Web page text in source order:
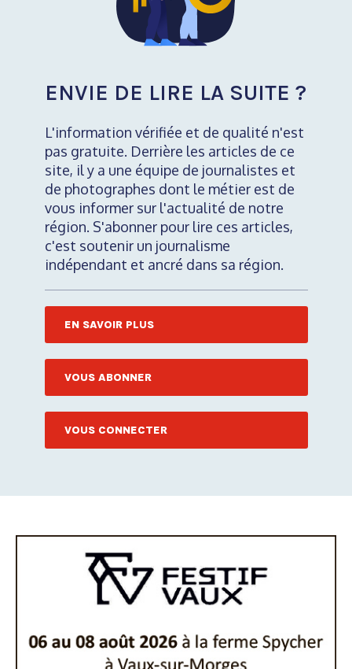
ENVIE DE LIRE LA SUITE ?
L'information vérifiée et de qualité n'est
pas gratuite. Derrière les articles de ce
site, il y a une équipe de journalistes et
de photographes dont le métier est de
vous informer sur l'actualité de notre
région. S'abonner pour lire ces articles,
c'est soutenir un journalisme
indépendant et ancré dans sa région.
EN SAVOIR PLUS
VOUS ABONNER
VOUS CONNECTER